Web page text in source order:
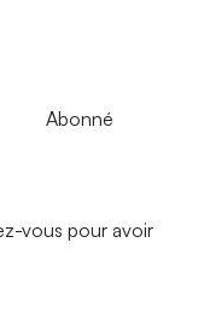
Abonné
vous pour avoir